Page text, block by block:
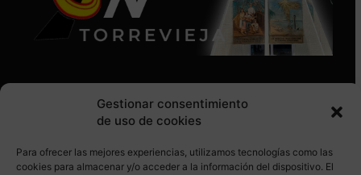
Gestionar consentimiento
de uso de cookies
Para ofrecer las mejores experiencias, utilizamos tecnologías como las
cookies para almacenar y/o acceder a la información del dispositivo. El
SÍGUENOS EN REDES SOCIALES